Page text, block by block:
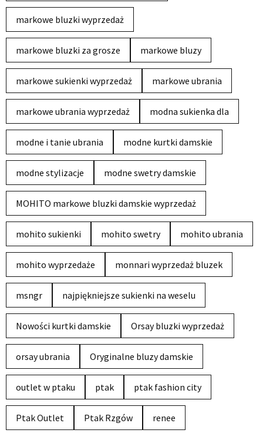
markowe bluzki wyprzedaż
markowe bluzki za grosze markowe bluzy
markowe sukienki wyprzedaż markowe ubrania
markowe ubrania wyprzedaż modna sukienka dla
modne i tanie ubrania modne kurtki damskie
modne stylizacje modne swetry damskie
MOHITO markowe bluzki damskie wyprzedaż
mohito sukienki mohito swetry mohito ubrania
mohito wyprzedaże monnari wyprzedaż bluzek
msngr najpiękniejsze sukienki na weselu
Nowości kurtki damskie Orsay bluzki wyprzedaż
orsay ubrania Oryginalne bluzy damskie
outlet w ptaku ptak ptak fashion city
Ptak Outlet Ptak Rzgów renee